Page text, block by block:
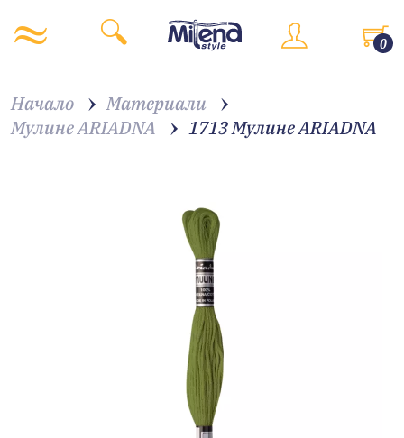
0
Начало
Материали
Мулине ARIADNA
1713 Мулине ARIADNA